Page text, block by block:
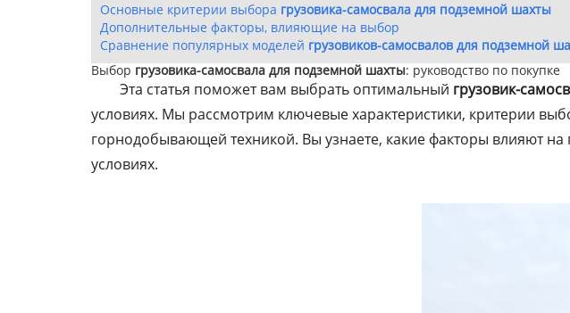
Основные критерии выбора грузовика-самосвала для подземной шахты
Дополнительные факторы, влияющие на выбор
Сравнение популярных моделей грузовиков-самосвалов для подземной
Выбор грузовика-самосвала для подземной шахты: руководство по покупке
Эта статья поможет вам выбрать оптимальный грузовик-
условиях. Мы рассмотрим ключевые характеристики, критерии
горнодобывающей техникой. Вы узнаете, какие факторы влияют
условиях.